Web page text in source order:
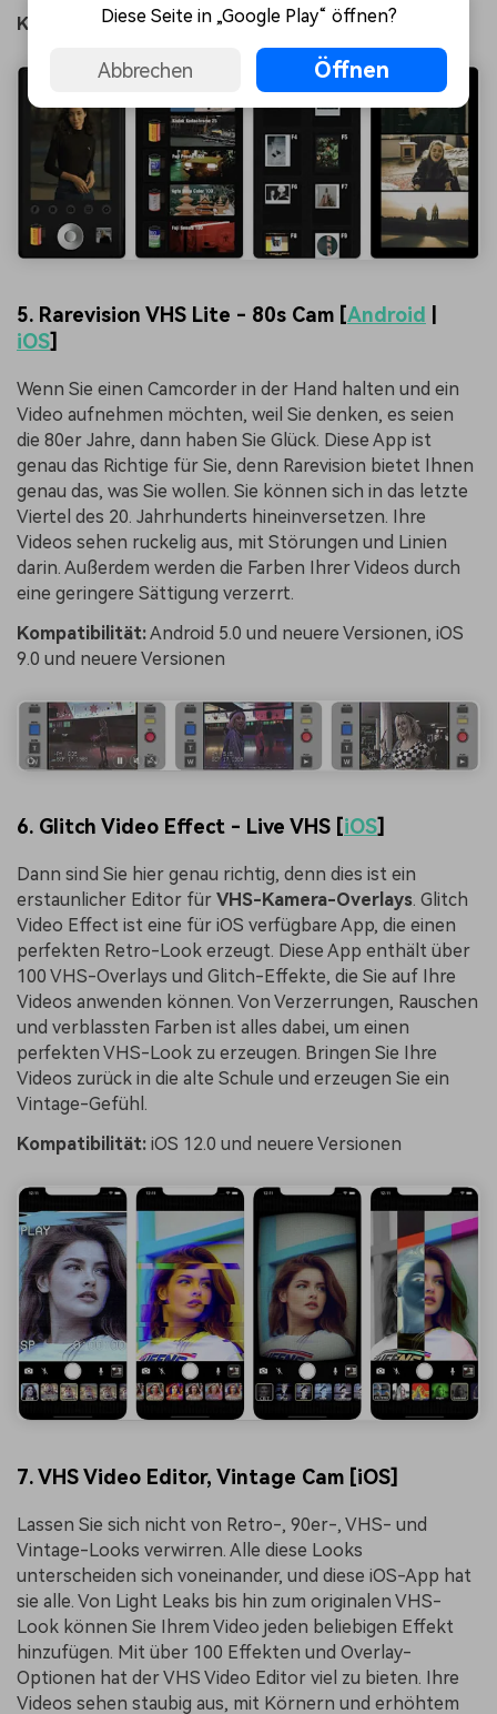
Kompatibilität: Android 6.0 und neuere Versionen
5. Rarevision VHS Lite - 80s Cam [Android
iOS]
Wenn Sie einen Camcorder in der Hand halten und ein
Video aufnehmen möchten, weil Sie denken, es seien
die 80er Jahre, dann haben Sie Glück. Diese App ist
genau das Richtige für Sie, denn Rarevision bietet Ihnen
genau das, was Sie wollen. Sie können sich in das letzte
Viertel des 20. Jahrhunderts hineinversetzen. Ihre
Videos sehen ruckelig aus, mit Störungen und Linien
darin. Außerdem werden die Farben Ihrer Videos durch
eine geringere Sättigung verzerrt.
Kompatibilität:Android 5.0 und neuere Versionen, iOS
9.0 und neuere Versionen
6. Glitch Video Effect - Live VHS [iOS]
Dann sind Sie hier genau richtig, denn dies ist ein
erstaunlicher Editor für VHS-Kamera-Overlays. Glitch
Video Effect ist eine für iOS verfügbare App, die einen
perfekten Retro-Look erzeugt. Diese App enthält über
100 VHS-Overlays und Glitch-Effekte, die Sie auf Ihre
Videos anwenden können. Von Verzerrungen, Rauschen
und verblassten Farben ist alles dabei, um einen
perfekten VHS-Look zu erzeugen. Bringen Sie Ihre
Videos zurück in die alte Schule und erzeugen Sie ein
Vintage-Gefühl.
Kompatibilität: iOS 12.0 und neuere Versionen
7. VHS Video Editor, Vintage Cam [iOS]
Lassen Sie sich nicht von Retro-, 90er-, VHS- und
Vintage-Looks verwirren. Alle diese Looks
unterscheiden sich voneinander, und diese iOS-App hat
sie alle. Von Light Leaks bis hin zum originalen VHS-
Look können Sie Ihrem Video jeden beliebigen Effekt
hinzufügen. Mit über 100 Effekten und Overlay-
Optionen hat der VHS Video Editor viel zu bieten. Ihre
Videos sehen staubig aus, mit Körnern und erhöhtem
Diese Seite in „Google Play“ öffnen?
Abbrechen Öffnen